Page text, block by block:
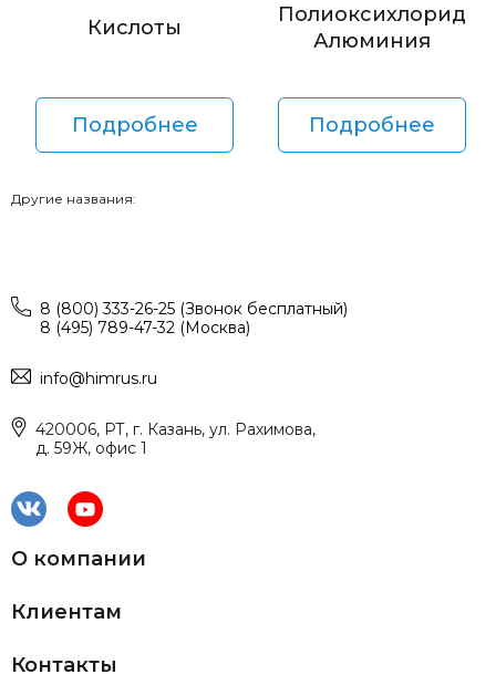
Кислоты
Подробнее
Полиоксихлорид
Алюминия
Подробнее
Другие названия:
8 (800) 333-26-25 (Звонок бесплатный)
8 (495) 789-47-32 (Москва)
info@himrus.ru
420006, РТ, г. Казань, ул. Рахимова,
д. 59Ж, офис 1
О компании
Клиентам
Контакты